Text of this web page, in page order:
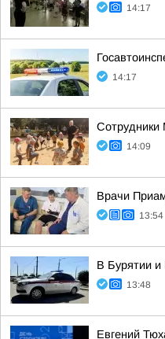
14:17
14:17
Сотрудники
14:09
Врачи
13:54
В Бурятии и
13:48
Евгений